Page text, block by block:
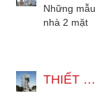
Những mẫu
nhà 2 mặt
hiện đại vàTHIẾT KẾ NHÀ 4 TẦNG THANG MÁY 1 LỬNG 1 TUM HIỆN ĐẠI